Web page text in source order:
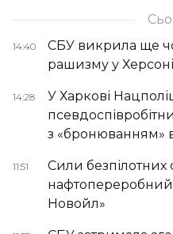
14:40
СБУ викрила ще
рашизму у
14:28
У Харкові
з «бронюванням»
11:51
Сили безпілотних
Новойл»